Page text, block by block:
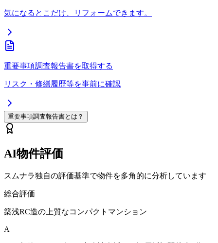
気になるとこだけ、リフォームできます。
重要事項調査報告書を取得する
リスク・修繕履歴等を事前に確認
重要事項調査報告書とは？
AI物件評価
スムナラ独自の評価基準で物件を多角的に分析しています
総合評価
築浅RC造の上質なコンパクトマンション
A